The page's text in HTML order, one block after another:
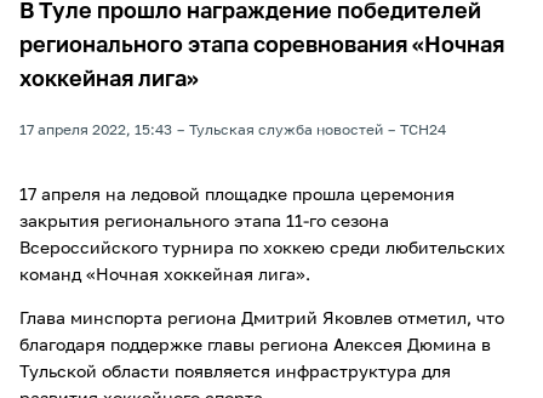
В Туле прошло награждение победителей
регионального этапа соревнования «Ночная
хоккейная лига»
17 апреля 2022, 15:43 Тульская служба новостей ТСН24
17 апреля на ледовой площадке прошла церемония
закрытия регионального этапа 11-го сезона
Всероссийского турнира по хоккею среди любительских
команд «Ночная хоккейная лига».
Глава минспорта региона Дмитрий Яковлев отметил, что
благодаря поддержке главы региона Алексея Дюмина в
Тульской области появляется инфраструктура для